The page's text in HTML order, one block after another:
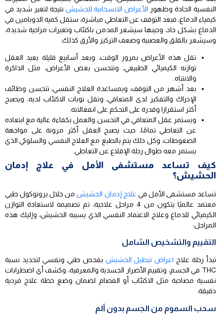
النفسية الحادة وظهور الأعراض الانسحابية للحشيش نتيجة لتغير شديد في
كيمياء الدماغ، فبعد التوقف عن التعاطي مباشرة، ستقل كمية الدوبامين في
الدماغ بشكل حاد، وحينها سيشعر المدمن باكتئاب وتغيرات مزاجية شديدة،
وسيشعر بالقلق والعصبية وضعف التركيز والأرق كذلك.
تقل هذه الأعراض بمرور الوقت، وبعد أسابيع قليلة يعيد العقل
توازنه الكيميائي الطبيعي، وتتحسن بعض الأعراض، مثل الذاكرة
والانتباه.
بعد أشهر من التوقف، وبمساعدة العلاج النفسي، تتحسن وظائف
الإدراك والتفكير لدى المتعافي، وتقل نوبات الاكتئاب لديه، ويصبح
أكثر استقرارا وقدرة على التحكم على انفعالاته.
ويستمر عقل المتعافي في التحسن والعمل بكفاءة عالية مع ابتعاده
عن التعاطي تمامًا، حيث يصبح العقل أكثر مرونة على مواجهة
الضغوطات، وكل ذلك يتم بالطبع مع العلاج النفسي والسلوكي الذي
يستمر معه طوال رحلة الإقلاع عن التعاطي.
كيف تساعد مستشفى الأمل في علاج إدمان
الحشيش؟
تساعد مستشفى الأمل في علاج إدمان الحشيشمن خلال بروتوكول طبي
معتمد عالميًا يتكون من 4 مراحل علاجية، تم تصميمه لاستعادة التوازن
الكيميائي للدماغ وعلاج الاعتماد النفسي الذي يسببه الحشيش، وإليك هذه
المراحل:
التقييم والتشخيص الشامل
تبدأ رحلة علاج اعراض تبطيل الحشيش بفحص طبي ونفسي لتحديد نسبة
THC في الجسم، وتقييم الأضرار الجسدية والمعرفية، وكشف أي اضطرابات
نفسية مصاحبة مثل الاكتئاب أو الفصام لضمان وضع خطة علاج فردية
دقيقة.
سحب السموم من الجسم بدون ألم